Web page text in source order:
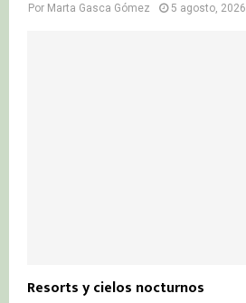
Por Marta Gasca Gómez 5 agosto, 2026
Resorts y cielos nocturnos